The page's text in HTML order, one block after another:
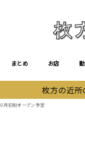
まとめ お店
枚方の近
月初旬オープン予定